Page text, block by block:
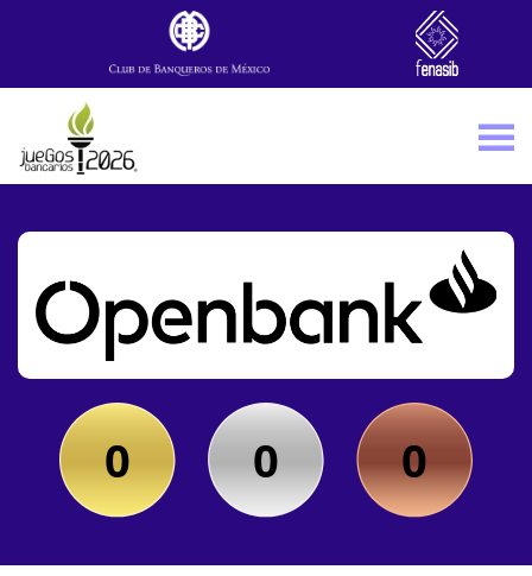
Skip to main content
0 0 0